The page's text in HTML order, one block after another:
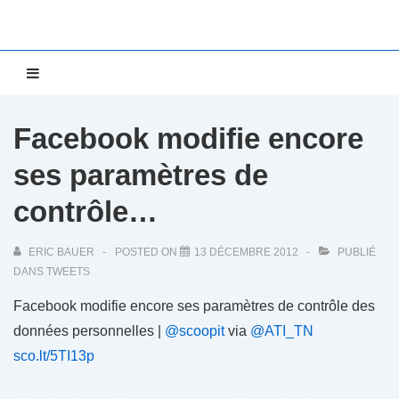
Facebook modifie encore
ses paramètres de
contrôle…
ERIC BAUER POSTED ON 13 DÉCEMBRE 2012
PUBLIÉ
DANS TWEETS
Facebook modifie encore ses paramètres de contrôle des
données personnelles | @scoopitvia @ATI_TN
sco.lt/5TI13p